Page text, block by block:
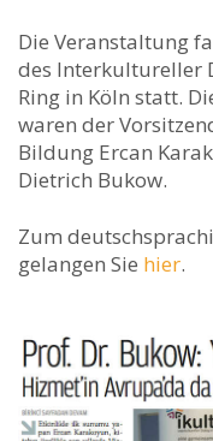
Die Veranstaltung
des Interkultureller
Ring in Köln statt.
waren der
Bildung Ercan
Dietrich Bukow.
Zum
gelangen Sie hier.